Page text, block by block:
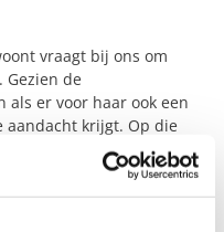
vraagt bij ons om
Gezien de
er voor haar ook een
aandacht krijgt. Op die
en krijgt ze steun bij